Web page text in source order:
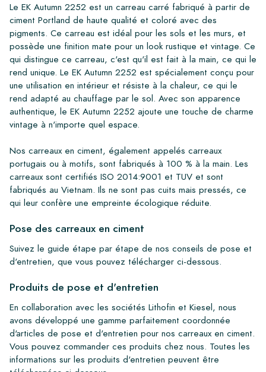
Le EK Autumn 2252 est un carreau carré fabriqué à partir de
ciment Portland de haute qualité et coloré avec des
pigments. Ce carreau est idéal pour les sols et les murs, et
possède une finition mate pour un look rustique et vintage. Ce
qui distingue ce carreau, c'est qu'il est fait à la main, ce qui le
rend unique. Le EK Autumn 2252 est spécialement conçu pour
une utilisation en intérieur et résiste à la chaleur, ce qui le
rend adapté au chauffage par le sol. Avec son apparence
authentique, le EK Autumn 2252 ajoute une touche de charme
vintage à n'importe quel espace.
Nos carreaux en ciment, également appelés carreaux
portugais ou à motifs, sont fabriqués à 100 % à la main. Les
carreaux sont certifiés ISO 2014:9001 et TUV et sont
fabriqués au Vietnam. Ils ne sont pas cuits mais pressés, ce
qui leur confère une empreinte écologique réduite.
Pose des carreaux en ciment
Suivez le guide étape par étape de nos conseils de pose et
d'entretien, que vous pouvez télécharger ci-dessous.
Produits de pose et d'entretien
En collaboration avec les sociétés Lithofin et Kiesel, nous
avons développé une gamme parfaitement coordonnée
d'articles de pose et d'entretien pour nos carreaux en ciment.
Vous pouvez commander ces produits chez nous. Toutes les
informations sur les produits d'entretien peuvent être